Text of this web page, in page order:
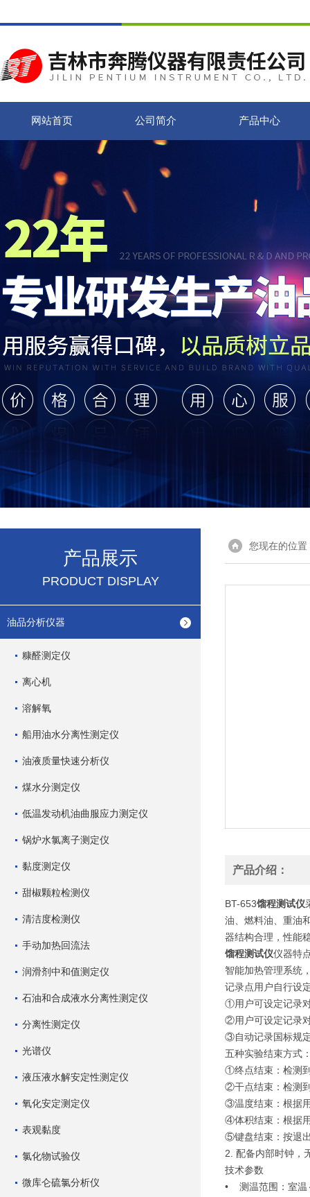
网站首页 公司简介 产品中心
产品展示
PRODUCT DISPLAY
油品分析仪器
糠醛测定仪
离心机
溶解氧
船用油水分离性测定仪
油液质量快速分析仪
煤水分测定仪
低温发动机油曲服应力测定仪
锅炉水氯离子测定仪
黏度测定仪
甜椒颗粒检测仪
清洁度检测仪
手动加热回流法
润滑剂中和值测定仪
石油和合成液水分离性测定仪
分离性测定仪
光谱仪
液压液水解安定性测定仪
氧化安定测定仪
表观黏度
氯化物试验仪
微库仑硫氯分析仪
您现在的位置
产品介绍：
BT-653馏程测试仪
油、燃料油、重油
器结构合理，性能
馏程测试仪仪器特
智能加热管理系统
记录点用户自行设
①用户可设定记录
②用户可设定记录
③自动记录国标规
五种实验结束方式
①终点结束：检测
②干点结束：检测
③温度结束：根据
④体积结束：根据
⑤键盘结束：按退
2. 配备内部时钟，
技术参数
• 测温范围：室